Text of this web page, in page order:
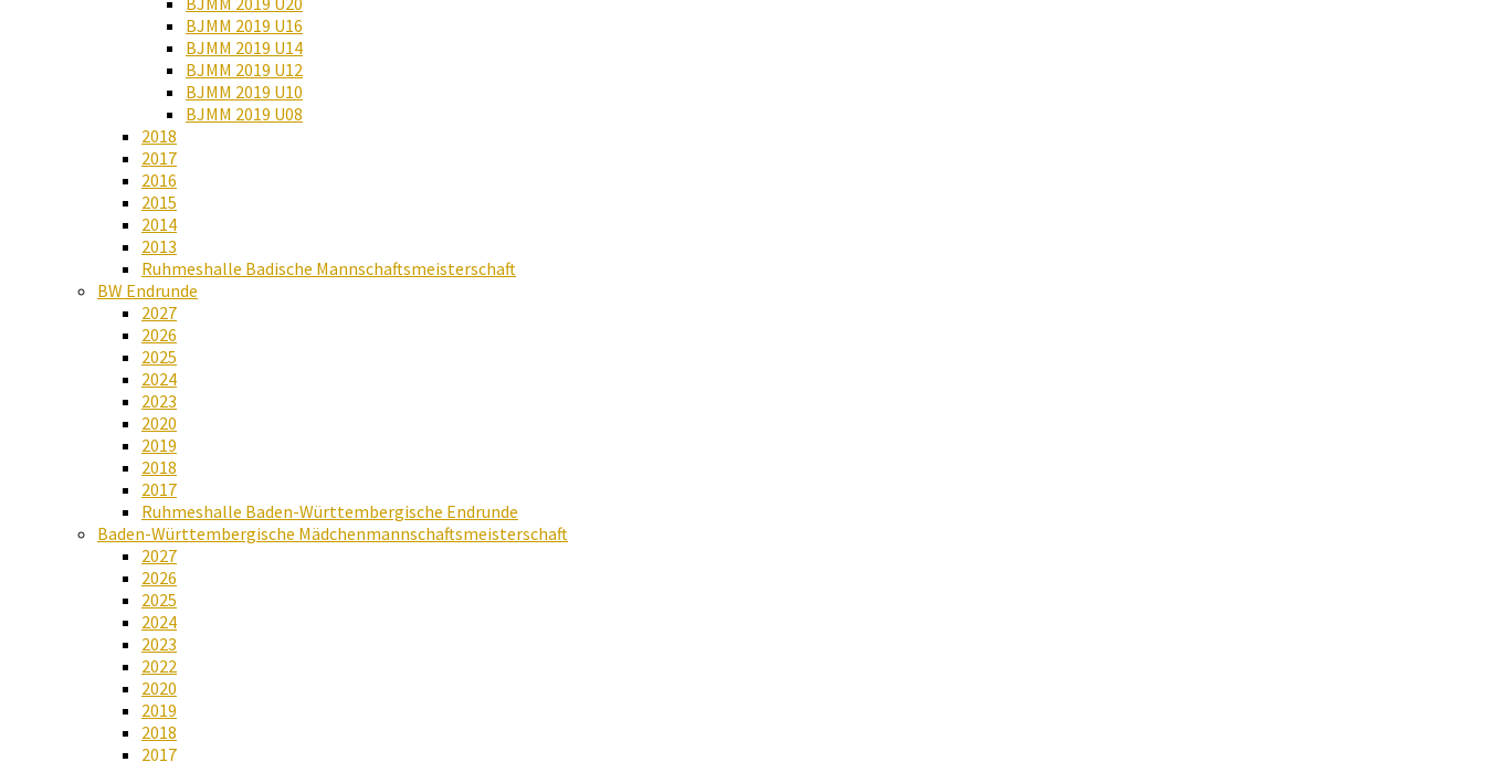
BJMM 2019 U16
BJMM 2019 U14
BJMM 2019 U12
BJMM 2019 U10
BJMM 2019 U08
2018
2017
2016
2015
2014
2013
Ruhmeshalle Badische Mannschaftsmeisterschaft
BW Endrunde
2027
2026
2025
2024
2023
2020
2019
2018
2017
Ruhmeshalle Baden-Württembergische Endrunde
Baden-Württembergische Mädchenmannschaftsmeisterschaft
2027
2026
2025
2024
2023
2022
2020
2019
2018
2017